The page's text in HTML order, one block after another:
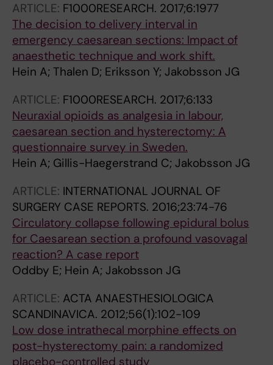
ARTICLE: F1000RESEARCH. 2017;6:1977
The decision to delivery interval in
emergency caesarean sections: Impact of
anaesthetic technique and work shift.
Hein A; Thalen D; Eriksson Y; Jakobsson JG
ARTICLE: F1000RESEARCH. 2017;6:133
Neuraxial opioids as analgesia in labour,
caesarean section and hysterectomy: A
questionnaire survey in Sweden.
Hein A; Gillis-Haegerstrand C; Jakobsson JG
ARTICLE: INTERNATIONAL JOURNAL OF
SURGERY CASE REPORTS. 2016;23:74-76
Circulatory collapse following epidural bolus
for Caesarean section a profound vasovagal
reaction? A case report
Oddby E; Hein A; Jakobsson JG
ARTICLE: ACTA ANAESTHESIOLOGICA
SCANDINAVICA. 2012;56(1):102-109
Low dose intrathecal morphine effects on
post-hysterectomy pain: a randomized
placebo-controlled study